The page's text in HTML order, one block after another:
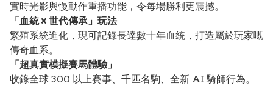
實時光影與慢動作重播功能，令每場勝利更震撼。
「血統 × 世代傳承」玩法
繁殖系統進化，現可記錄長達數十年血統，打造屬於玩家嘅
傳奇血系。
「超真實模擬賽馬體驗」
收錄全球 300 以上賽事、千匹名駒、全新 AI 騎師行為。